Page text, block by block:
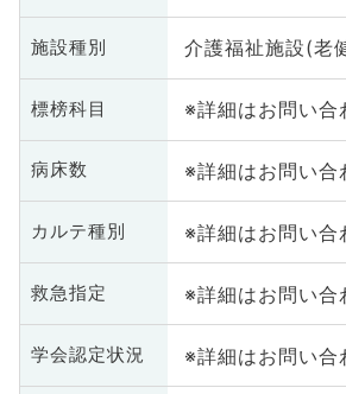
施設種別 介護福祉施設(老
標榜科目 ※詳細はお問い合
病床数 ※詳細はお問い合
カルテ種別 ※詳細はお問い合
救急指定 ※詳細はお問い合
学会認定状況 ※詳細はお問い合